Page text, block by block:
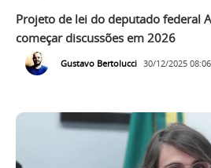
Projeto de lei do deputado federal
começar discussões em 2026
Gustavo Bertolucci 30/12/2025 08:06